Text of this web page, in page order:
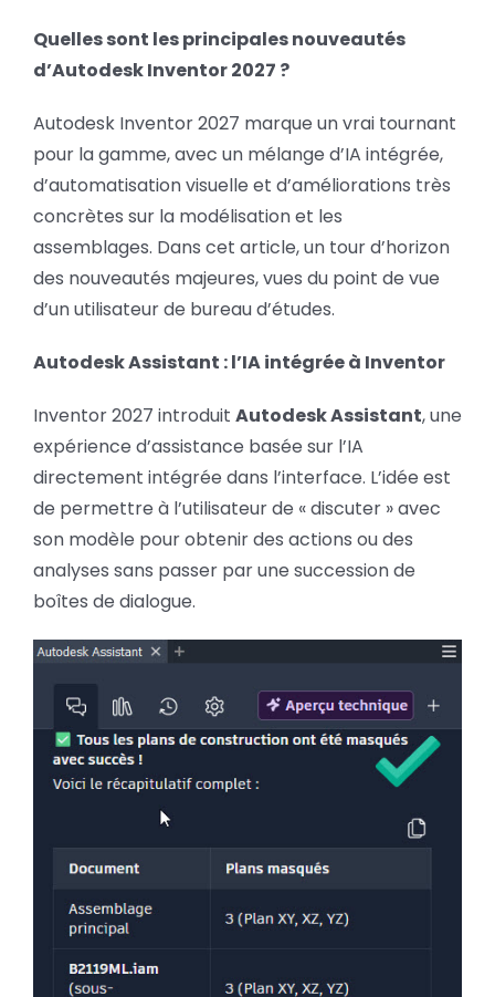
Rechercher:
Nouveautés
Quelles sont les principales nouveautés
d’Autodesk Inventor 2027 ?
Autodesk Inventor 2027 marque un vrai tournant
pour la gamme, avec un mélange d’IA intégrée,
d’automatisation visuelle et d’améliorations très
concrètes sur la modélisation et les
assemblages. Dans cet article, un tour d’horizon
des nouveautés majeures, vues du point de vue
d’un utilisateur de bureau d’études.
Autodesk Assistant : l’IA intégrée à Inventor
Inventor 2027 introduit Autodesk Assistant, une
expérience d’assistance basée sur l’IA
directement intégrée dans l’interface. L’idée est
de permettre à l’utilisateur de « discuter » avec
son modèle pour obtenir des actions ou des
analyses sans passer par une succession de
boîtes de dialogue.